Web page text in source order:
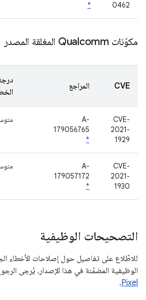
0462
*
مكوّنات Qualcomm المغلقة المصدر
CVE المراجع
CVE-
2021-
1929
A-
179056765
*
CVE-
2021-
1930
A-
179057172
*
التصحيحات الوظيفية
للاطّلاع على تفاصيل حول إصلاحات الأخطاء
الوظيفية المضمّنة في هذا الإصدار، يُرجى
Pixel
.